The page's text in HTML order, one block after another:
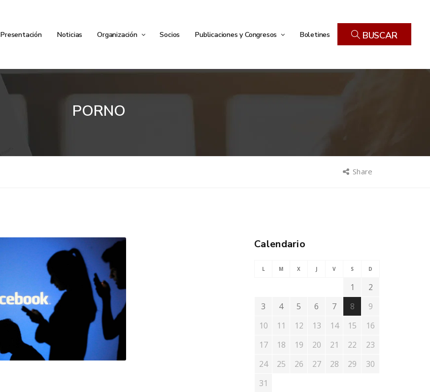
Presentación Noticias Organización Socios Publicaciones y Congresos Boletines BUSCAR
PORNO
Share
Calendario
L M X J V S D
1
2
3
4 5 6 7 8
9
10
11 12 13 14 15
16
17
18 19 20 21 22
23
24
25 26 27 28 29
30
31